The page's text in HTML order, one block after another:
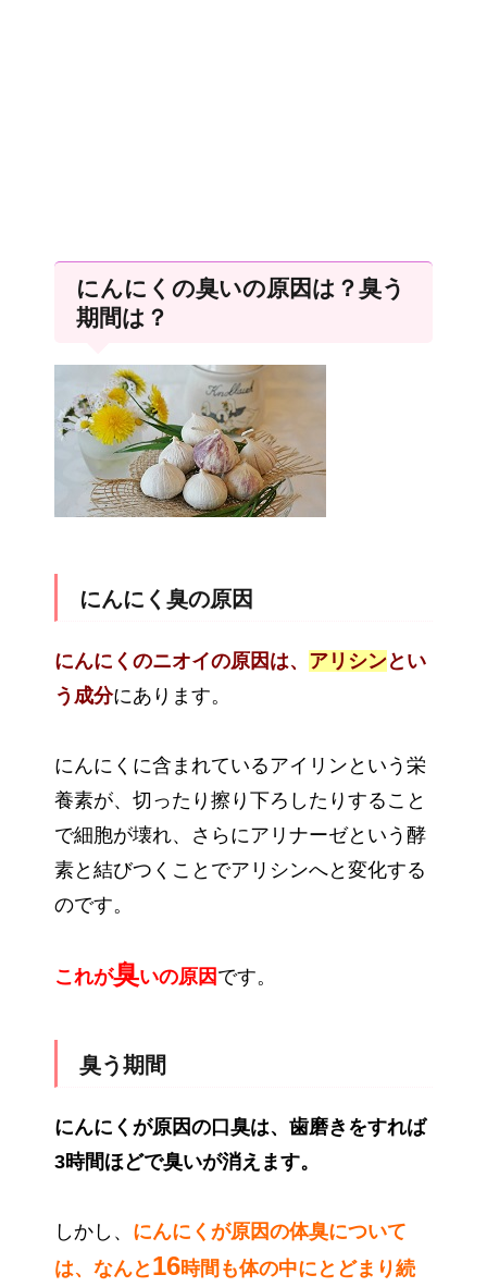
にんにくの臭いの原因は？臭う
期間は？
にんにく臭の原因
にんにくのニオイの原因は、 アリシンとい
う成分にあります。
にんにくに含まれているアイリンという栄
養素が、切ったり擦り下ろしたりすること
で細胞が壊れ、さらにアリナーゼという酵
素と結びつくことでアリシンへと変化する
のです。
これが臭いの原因 です。
臭う期間
にんにくが原因の口臭は、歯磨きをすれば
3時間ほどで臭いが消えます。
しかし、 にんにくが原因の体臭について
は、なんと 16時間も体の中にとどまり続